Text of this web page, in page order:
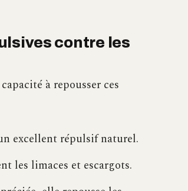
contre les
à repousser ces
excellent répulsif naturel.
les limaces et escargots.